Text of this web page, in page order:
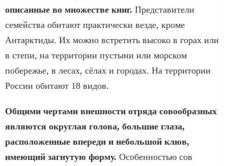
описанные во множестве книг. Представители
семейства обитают практически везде, кроме
Антарктиды. Их можно встретить высоко в горах или
в степи, на территории пустыни или морском
побережье, в лесах, сёлах и городах. На территории
России обитают 18 видов.
Общими чертами внешности отряда совообразных
являются округлая голова, большие глаза,
расположенные впереди и небольшой клюв,
имеющий загнутую форму. Особенностью сов